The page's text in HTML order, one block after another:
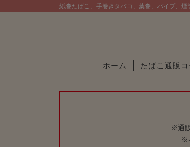
紙巻たばこ、手巻きタバコ、葉巻、パイプ、
ホーム たばこ通販
※通
※